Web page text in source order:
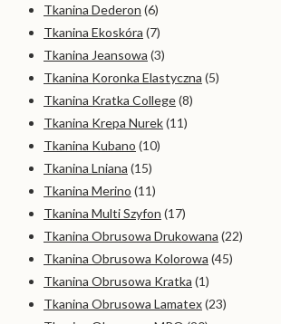
Tkanina Dederon (6)
Tkanina Ekoskóra (7)
Tkanina Jeansowa (3)
Tkanina Koronka Elastyczna (5)
Tkanina Kratka College(8)
Tkanina Krepa Nurek(11)
Tkanina Kubano (10)
Tkanina Lniana (15)
Tkanina Merino (11)
Tkanina Multi Szyfon (17)
Tkanina Obrusowa Drukowana (22)
Tkanina Obrusowa Kolorowa (45)
Tkanina Obrusowa Kratka (1)
Tkanina Obrusowa Lamatex(23)